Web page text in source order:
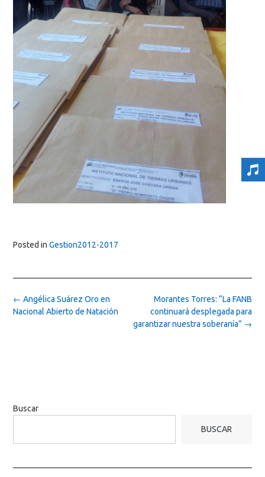
Posted in Gestion2012-2017
Post
navigation
Morantes Torres: “La FANB
continuará desplegada para
garantizar nuestra soberanía” →
← Angélica Suárez Oro en
Nacional Abierto de Natación
Buscar
BUSCAR